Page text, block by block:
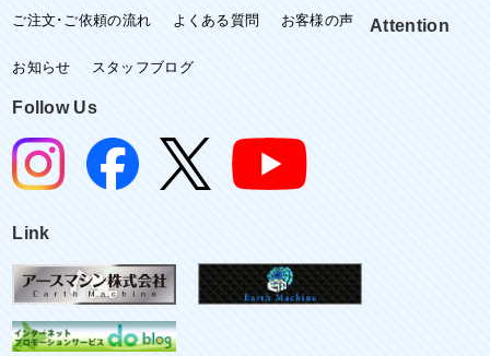
ご注文･ご依頼の流れ よくある質問 お客様の声 Attention
お知らせ スタッフブログ
Follow Us
Link